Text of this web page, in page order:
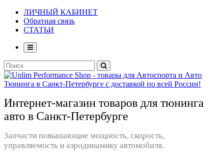
ЛИЧНЫЙ КАБИНЕТ
Обратная связь
СТАТЬИ
Интернет-магазин товаров для тюнинга
авто в Санкт-Петербурге
Запчасти повышающие мощность, скорость,
управляемость и аэродинамику автомобиля.